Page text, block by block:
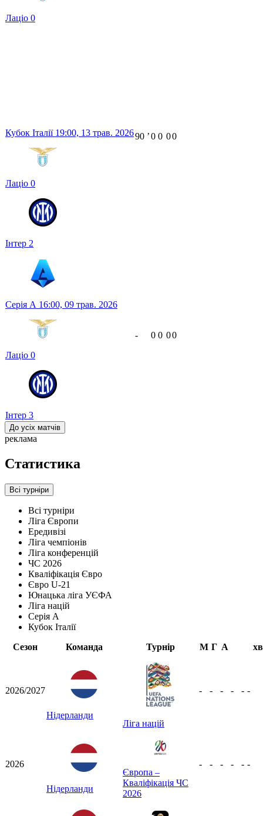
Лаціо 0
Кубок Італії 19:00, 13 трав. 2026
Лаціо 0
Інтер 2
90 ʼ0 0 00
Серія А 16:00, 09 трав. 2026
Лаціо 0
Інтер 3
- 0 0 00
До усіх матчів
реклама
Статистика
Всі турніри
Всі турніри
Ліга Європи
Ередивізі
Ліга чемпіонів
Ліга конференцій
ЧС 2026
Кваліфікація Євро
Євро U-21
Юнацька ліга УЄФА
Ліга націй
Серія А
Кубок Італії
Сезон
Команда Турнір М Г А хв
2026/2027
Нідерланди
Ліга націй
- - - - - -
2026
Нідерланди
Європа –
Кваліфікація ЧС
2026
- - - - - -